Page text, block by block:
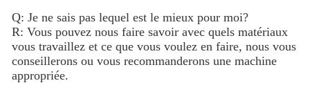
Q: Je ne sais pas lequel est le mieux pour moi?
R: Vous pouvez nous faire savoir avec quels matériaux
vous travaillez et ce que vous voulez en faire, nous vous
conseillerons ou vous recommanderons une machine
appropriée.